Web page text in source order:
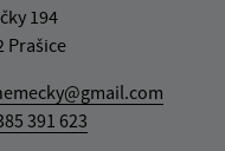
194
Prašice
391 623